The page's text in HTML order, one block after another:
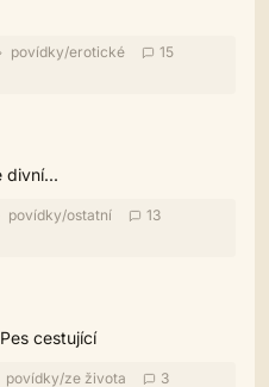
povídky/erotické
15
divní...
povídky/ostatní
13
cestující
povídky/ze života
3